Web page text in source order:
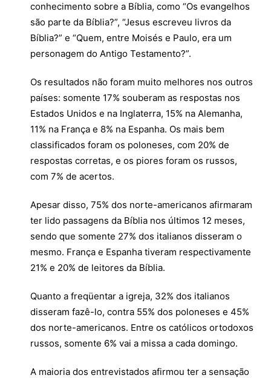
conhecimento sobre a Bíblia, como “Os evangelhos
são parte da Bíblia?”, “Jesus escreveu livros da
Bíblia?” e “Quem, entre Moisés e Paulo, era um
personagem do Antigo Testamento?”.
Os resultados não foram muito melhores nos outros
países: somente 17% souberam as respostas nos
Estados Unidos e na Inglaterra, 15% na Alemanha,
11% na França e 8% na Espanha. Os mais bem
classificados foram os poloneses, com 20% de
respostas corretas, e os piores foram os russos,
com 7% de acertos.
Apesar disso, 75% dos norte-americanos afirmaram
ter lido passagens da Bíblia nos últimos 12 meses,
sendo que somente 27% dos italianos disseram o
mesmo. França e Espanha tiveram respectivamente
21% e 20% de leitores da Bíblia.
Quanto a freqüentar a igreja, 32% dos italianos
disseram fazê-lo, contra 55% dos poloneses e 45%
dos norte-americanos. Entre os católicos ortodoxos
russos, somente 6% vai a missa a cada domingo.
A maioria dos entrevistados afirmou ter a sensação